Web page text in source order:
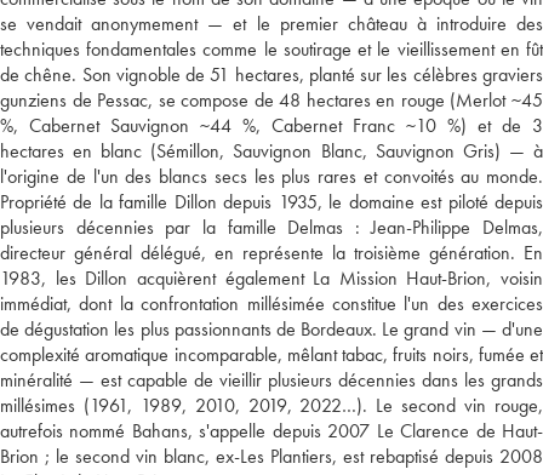
se vendait anonymement — et le premier château à introduire des
techniques fondamentales comme le soutirage et le vieillissement en fût
de chêne. Son vignoble de 51 hectares, planté sur les célèbres graviers
gunziens de Pessac, se compose de 48 hectares en rouge (Merlot ~45
%, Cabernet Sauvignon ~44 %, Cabernet Franc ~10 %) et de 3
hectares en blanc (Sémillon, Sauvignon Blanc, Sauvignon Gris) — à
l'origine de l'un des blancs secs les plus rares et convoités au monde.
Propriété de la famille Dillon depuis 1935, le domaine est piloté depuis
plusieurs décennies par la famille Delmas : Jean-Philippe Delmas,
directeur général délégué, en représente la troisième génération. En
1983, les Dillon acquièrent également La Mission Haut-Brion, voisin
immédiat, dont la confrontation millésimée constitue l'un des exercices
de dégustation les plus passionnants de Bordeaux. Le grand vin — d'une
complexité aromatique incomparable, mêlant tabac, fruits noirs, fumée et
minéralité — est capable de vieillir plusieurs décennies dans les grands
millésimes (1961, 1989, 2010, 2019, 2022…). Le second vin rouge,
autrefois nommé Bahans, s'appelle depuis 2007 Le Clarence de Haut-
Brion ; le second vin blanc, ex-Les Plantiers, est rebaptisé depuis 2008